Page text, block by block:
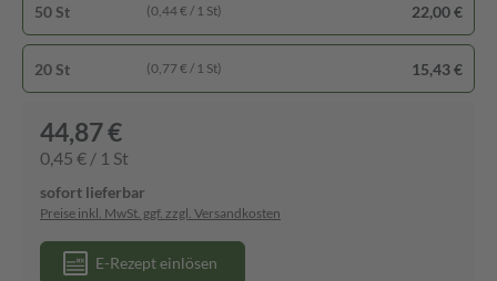
50 St (0,44 € / 1 St) 22,00 €
20 St (0,77 € / 1 St) 15,43 €
44,87 €
0,45 € / 1 St
sofort lieferbar
Preise inkl. MwSt. ggf. zzgl. Versandkosten
E-Rezept einlösen